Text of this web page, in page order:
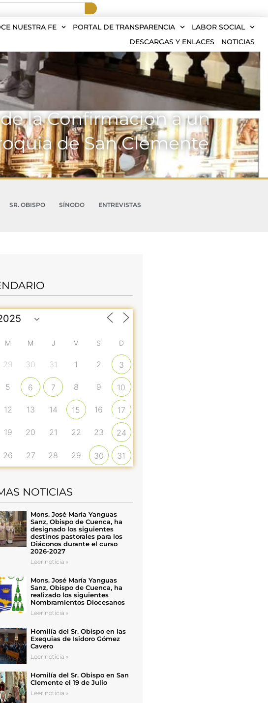
NUESTRA FE PORTAL DE TRANSPARENCIA
LABOR SOCIAL
DESCARGAS Y ENLACES
NOTICIAS
la Confirmación a un
de San Clemente
SR. OBISPO SÍNODO
ENTREVISTAS
M M J V S D
29 30 31 1 2 3
5 6 7 8 9 10
12 13 14 15 16 17
19 20 21 22 23 24
26 27 28 29 30 31
NOTICIAS
Mons. José María Yanguas
Sanz, Obispo de Cuenca, ha
designado los siguientes
destinos pastorales para los
Diáconos durante el curso
2026-2027
Leer noticia »
Mons. José María Yanguas
Sanz, Obispo de Cuenca, ha
realizado los siguientes
Nombramientos Diocesanos
Leer noticia »
Homilía del Sr. Obispo en las
Exequias de Isidoro Gómez
Cavero
Leer noticia »
Homilía del Sr. Obispo en San
Clemente el 19 de Julio
Leer noticia »